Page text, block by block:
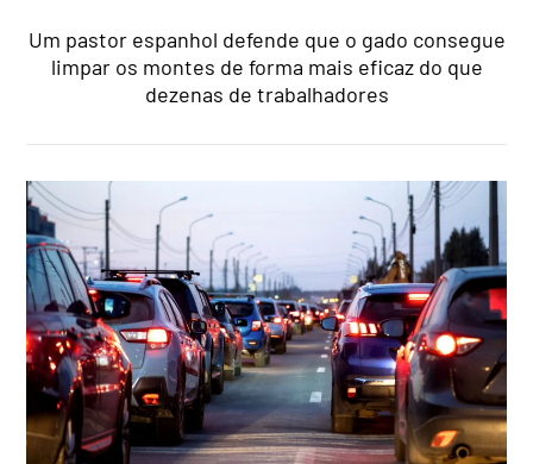
Um pastor espanhol defende que o gado consegue
limpar os montes de forma mais eficaz do que
dezenas de trabalhadores